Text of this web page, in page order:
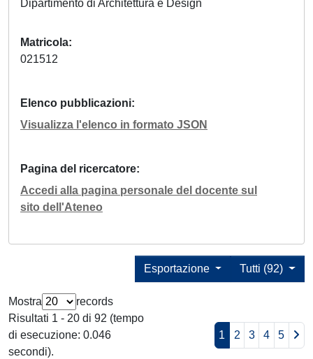
Dipartimento di Architettura e Design
Matricola
021512
Elenco pubblicazioni
Visualizza l'elenco in formato JSON
Pagina del ricercatore
Accedi alla pagina personale del docente sul
sito dell'Ateneo
Tutti (92)
Esportazione
Mostra
records
Risultati 1 - 20 di 92 (tempo
di esecuzione: 0.046
secondi).
1 2 3 4 5